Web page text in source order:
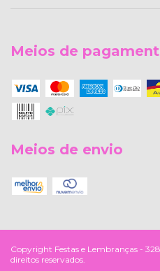
Meios de
Meios de envio
Copyright Festas e Lembranças -
direitos reservados.